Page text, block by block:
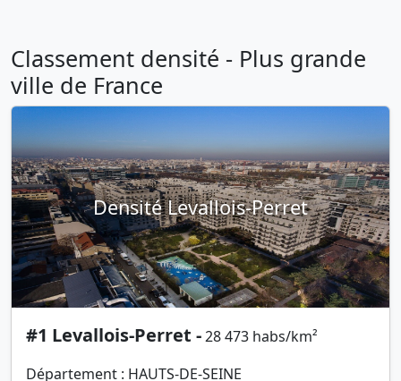
Classement densité - Plus grande
ville de France
Densité Levallois-Perret
#1 Levallois-Perret -28 473 habs/km²
Département : HAUTS-DE-SEINE